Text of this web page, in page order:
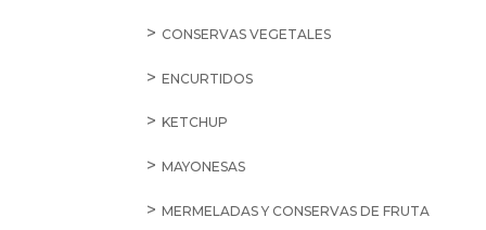
CONSERVAS VEGETALES
ENCURTIDOS
KETCHUP
MAYONESAS
MERMELADAS Y CONSERVAS DE FRUTA